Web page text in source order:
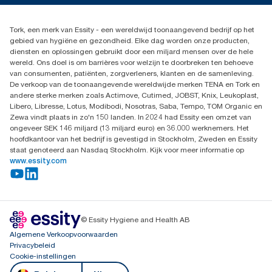
Dispenserklacht
02 766 05 30
Essity Belgium NV
Berkenlaan 8B
1831 MACHELEN
Tork, een merk van Essity - een wereldwijd toonaangevend bedrijf op het
gebied van hygiëne en gezondheid. Elke dag worden onze producten,
diensten en oplossingen gebruikt door een miljard mensen over de hele
wereld. Ons doel is om barrières voor welzijn te doorbreken ten behoeve
van consumenten, patiënten, zorgverleners, klanten en de samenleving.
De verkoop van de toonaangevende wereldwijde merken TENA en Tork en
andere sterke merken zoals Actimove, Cutimed, JOBST, Knix, Leukoplast,
Libero, Libresse, Lotus, Modibodi, Nosotras, Saba, Tempo, TOM Organic en
Zewa vindt plaats in zo'n 150 landen. In 2024 had Essity een omzet van
ongeveer SEK 146 miljard (13 miljard euro) en 36.000 werknemers. Het
hoofdkantoor van het bedrijf is gevestigd in Stockholm, Zweden en Essity
staat genoteerd aan Nasdaq Stockholm. Kijk voor meer informatie op
www.essity.com
© Essity Hygiene and Health AB
Algemene Verkoopvoorwaarden
Privacybeleid
Cookie-instellingen